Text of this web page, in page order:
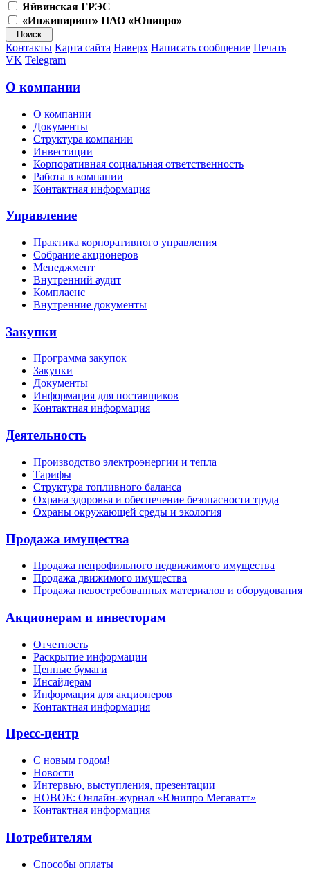
Яйвинская ГРЭС
«Инжиниринг» ПАО «Юнипро»
Контакты Карта сайта Наверх Написать сообщение Печать
VK Telegram
О компании
О компании
Документы
Структура компании
Инвестиции
Корпоративная социальная ответственность
Работа в компании
Контактная информация
Управление
Практика корпоративного управления
Собрание акционеров
Менеджмент
Внутренний аудит
Комплаенс
Внутренние документы
Закупки
Программа закупок
Закупки
Документы
Информация для поставщиков
Контактная информация
Деятельность
Производство электроэнергии и тепла
Тарифы
Структура топливного баланса
Охрана здоровья и обеспечение безопасности труда
Охраны окружающей среды и экология
Продажа имущества
Продажа непрофильного недвижимого имущества
Продажа движимого имущества
Продажа невостребованных материалов и оборудования
Акционерам и инвесторам
Отчетность
Раскрытие информации
Ценные бумаги
Инсайдерам
Информация для акционеров
Контактная информация
Пресс-центр
С новым годом!
Новости
Интервью, выступления, презентации
НОВОЕ: Онлайн-журнал «Юнипро Мегаватт»
Контактная информация
Потребителям
Способы оплаты